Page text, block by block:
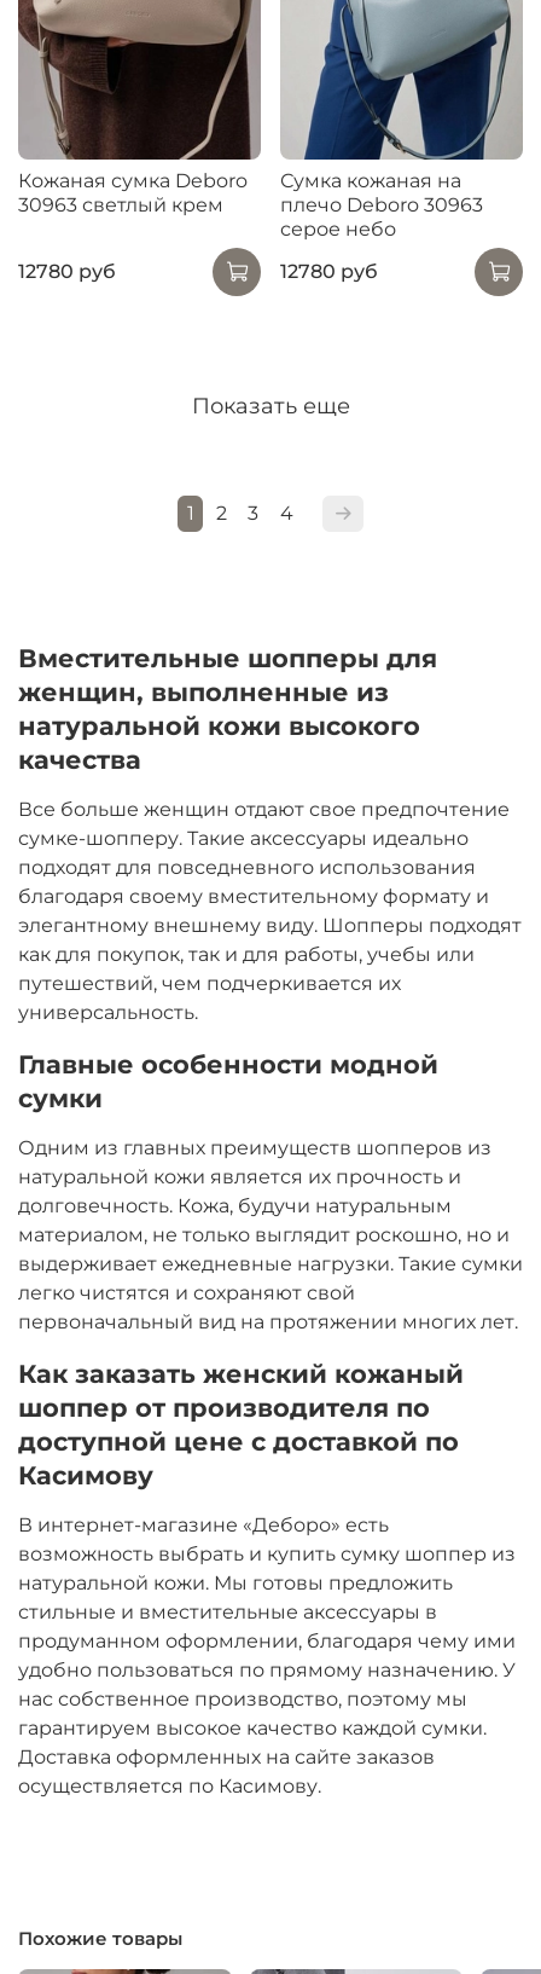
Кожаная сумка Deboro
30963 светлый крем
12780 руб
Сумка кожаная на
плечо Deboro 30963
серое небо
12780 руб
Показать еще
1 2 3 4
Вместительные шопперы для
женщин, выполненные из
натуральной кожи высокого
качества
Все больше женщин отдают свое предпочтение
сумке-шопперу. Такие аксессуары идеально
подходят для повседневного использования
благодаря своему вместительному формату и
элегантному внешнему виду. Шопперы подходят
как для покупок, так и для работы, учебы или
путешествий, чем подчеркивается их
универсальность.
Главные особенности модной
сумки
Одним из главных преимуществ шопперов из
натуральной кожи является их прочность и
долговечность. Кожа, будучи натуральным
материалом, не только выглядит роскошно, но и
выдерживает ежедневные нагрузки. Такие сумки
легко чистятся и сохраняют свой
первоначальный вид на протяжении многих лет.
Как заказать женский кожаный
шоппер от производителя по
доступной цене с доставкой по
Касимову
В интернет-магазине «Деборо» есть
возможность выбрать и купить сумку шоппер из
натуральной кожи. Мы готовы предложить
стильные и вместительные аксессуары в
продуманном оформлении, благодаря чему ими
удобно пользоваться по прямому назначению. У
нас собственное производство, поэтому мы
гарантируем высокое качество каждой сумки.
Доставка оформленных на сайте заказов
осуществляется по Касимову.
Похожие товары